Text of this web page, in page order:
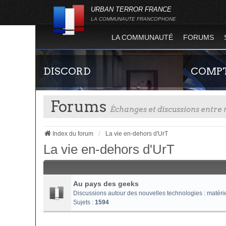
URBAN TERROR FRANCE
LA COMMUNAUTE FRANCOPHONE
LA COMMUNAUTÉ FORUMS
DISCORD
Rejoignez-nous sur le discord Urban Terror
Guide
joueur qui
Forums Échanges et discussions
Index du forum La vie en-dehors d'UrT
La vie en-dehors d'UrT
Au pays des geeks
Discussions autour des nouvelles technologies :
Sujets : 1594